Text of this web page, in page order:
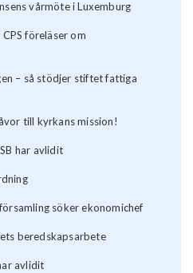
vårmöte i Luxemburg
föreläser om
– så stödjer stiftet fattiga
till kyrkans mission!
har avlidit
söker ekonomichef
beredskapsarbete
avlidit